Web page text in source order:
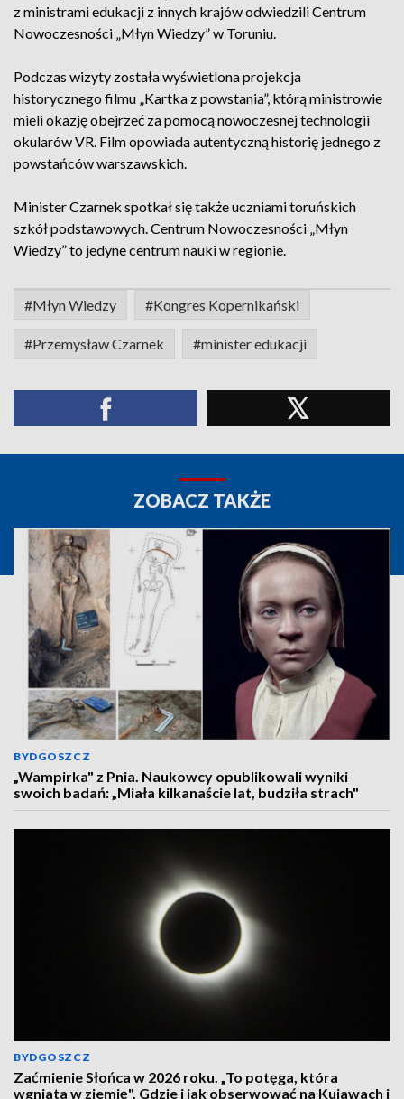
z ministrami edukacji z innych krajów odwiedzili Centrum
Nowoczesności „Młyn Wiedzy” w Toruniu.
Podczas wizyty została wyświetlona projekcja
historycznego filmu „Kartka z powstania”, którą ministrowie
mieli okazję obejrzeć za pomocą nowoczesnej technologii
okularów VR. Film opowiada autentyczną historię jednego z
powstańców warszawskich.
Minister Czarnek spotkał się także uczniami toruńskich
szkół podstawowych. Centrum Nowoczesności „Młyn
Wiedzy” to jedyne centrum nauki w regionie.
#Młyn Wiedzy #Kongres Kopernikański
#Przemysław Czarnek #minister edukacji
ZOBACZ TAKŻE
BYDGOSZCZ
„Wampirka" z Pnia. Naukowcy opublikowali wyniki
swoich badań: „Miała kilkanaście lat, budziła strach"
BYDGOSZCZ
Zaćmienie Słońca w 2026 roku. „To potęga, która
wgniata w ziemię". Gdzie i jak obserwować na Kujawach i